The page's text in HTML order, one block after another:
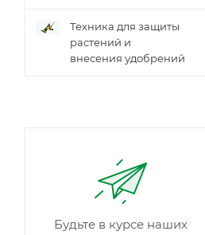
Техника для защиты
растений и
внесения удобрений
Будьте в курсе наших